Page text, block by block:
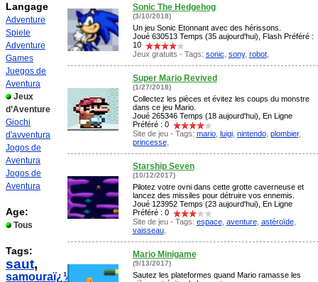
Langage
Adventure
Spiele
Adventure
Games
Juegos de
Aventura
Jeux
d’Aventure
Giochi
d'avventura
Jogos de
Aventura
Jogos de
Aventura
Age:
Tous
Tags:
saut,
samouraï¿½
Sonic The Hedgehog
(3/10/2018)
Un jeu Sonic Etonnant avec des hérissons.
Joué 630513 Temps (35 aujourd'hui), Flash Préféré :
10
Jeux gratuits - Tags: sonic sony, robot,
Super Mario Revived
(1/27/2018)
Collectez les pièces et évitez les coups du monstre
dans ce jeu Mario.
Joué 265346 Temps (18 aujourd'hui), En Ligne
Préféré : 0
Site de jeu - Tags: mario, luigi, nintendo, plombier,
princesse,
Starship Seven
(10/12/2017)
Pilotez votre ovni dans cette grotte caverneuse et
lancez des missiles pour détruire vos ennemis.
Joué 123952 Temps (23 aujourd'hui), En Ligne
Préféré : 0
Site de jeu - Tags: espace, aventure, astéroïde,
vaisseau,
Mario Minigame
(9/13/2017)
Sautez les plateformes quand Mario ramasse les